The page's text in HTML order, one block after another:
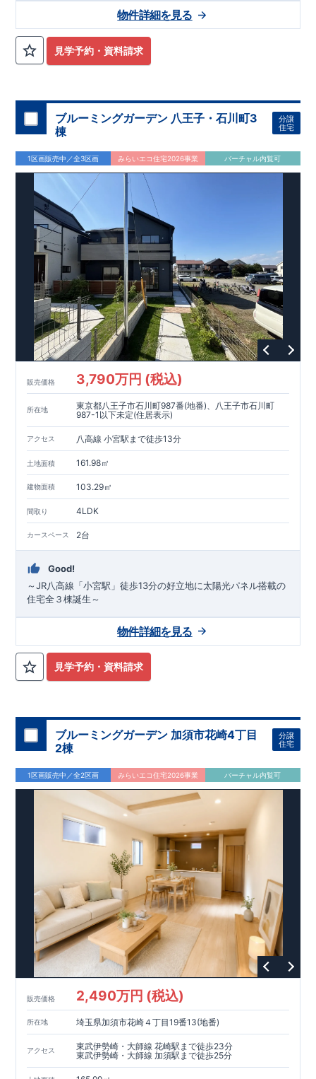
相模線「上溝」駅徒歩19分 ◇ロケーション
・相模原市立星が丘小学校
徒歩7分 ・オーケ
ー相模原店
模原店 徒歩
・やまうち医院 徒歩
ります。
・設計、施工、営業が互いに協力しあい、最良のプラ
ンを提供いたします。 ・不要な中間マージンを抑えることで、
コストダウンに努めています。
・東栄住宅
の建物は、国が定めた耐震等級で3を取得。建築基準法で定め
られた、｢数百年に一度発生する地震に対して、倒壊、崩壊しな
い。｣という基準から、さらに
す。
【住宅性能評価ダブル取得】
設計段階で、国が認めた第三者機関が評価しています。
住宅性能評価：評価を受けた図面通りに施工されているか、建
設までに、計4回のチェックが行われます。
でなく、現場の施工状況を検査した上で、品質を保証していま
す。
【充実のアフターサポート】
・東栄住宅では、お引渡し後最大10回の無料定期点検と、
年
間の品質保証を実施。お引渡しからが本当のお付き合いだと考
え、アフターサービスを外部の業者に委託せず、東栄住宅グル
ープ「東栄ホームサービス株式会社」にて責任をもって対応い
たします。
見学予約・資料請求
物件詳細を見る
ブルーミングガーデン 八王子・石川町3
棟
分譲
住宅
1区画販売中／全3区画 みらいエコ住宅2026事業 バーチャル内覧可
販売価格 3,790万円 (税込)
所在地
東京都八王子市石川町987番(地番)、八王子市石川町
987-1以下未定(住居表示)
アクセス 八高線 小宮駅まで徒歩13分
土地面積 161.98㎡
建物面積 103.29㎡
間取り 4LDK
カースペース 2台
Good!
～JR八高線「小宮駅」徒歩13分の好立地に太陽光パネル搭載の
住宅全３棟誕生～
見学予約・資料請求
物件詳細を見る
ブルーミングガーデン 加須市花崎4丁目
2棟
分譲
住宅
1区画販売中／全2区画 みらいエコ住宅2026事業 バーチャル内覧可
販売価格 2,490万円 (税込)
所在地 埼玉県加須市花崎４丁目19番13(地番)
アクセス
東武伊勢崎・大師線 花崎駅まで徒歩23分
東武伊勢崎・大師線 加須駅まで徒歩25分